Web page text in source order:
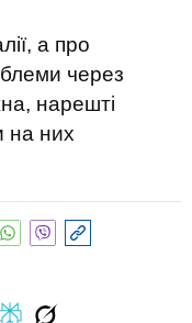
а про
через
нарешті
на них